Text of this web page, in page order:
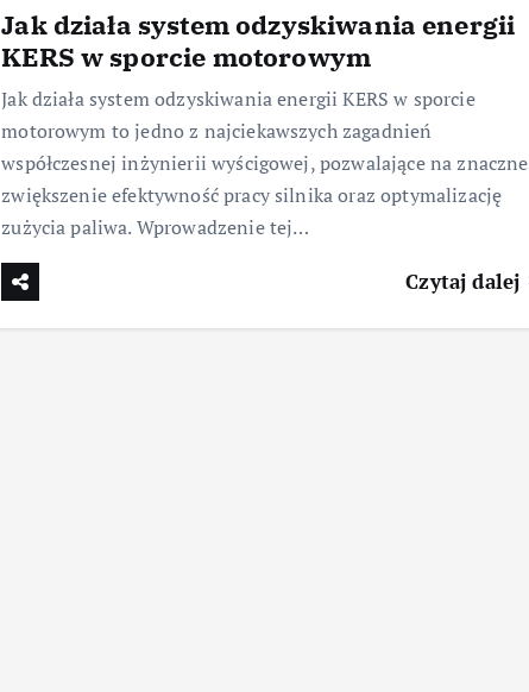
Jak działa system odzyskiwania energii
KERS w sporcie motorowym
Jak działa system odzyskiwania energii KERS w sporcie
motorowym to jedno z najciekawszych zagadnień
współczesnej inżynierii wyścigowej, pozwalające na znaczne
zwiększenie efektywność pracy silnika oraz optymalizację
zużycia paliwa. Wprowadzenie tej…
Czytaj dalej